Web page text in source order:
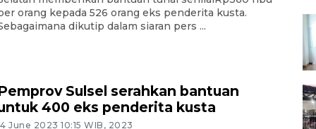
orang kepada 526 orang eks penderita kusta.
dikutip dalam siaran pers ...
Sulsel serahkan bantuan
400 eks penderita kusta
June 2023 10:15 WIB, 2023